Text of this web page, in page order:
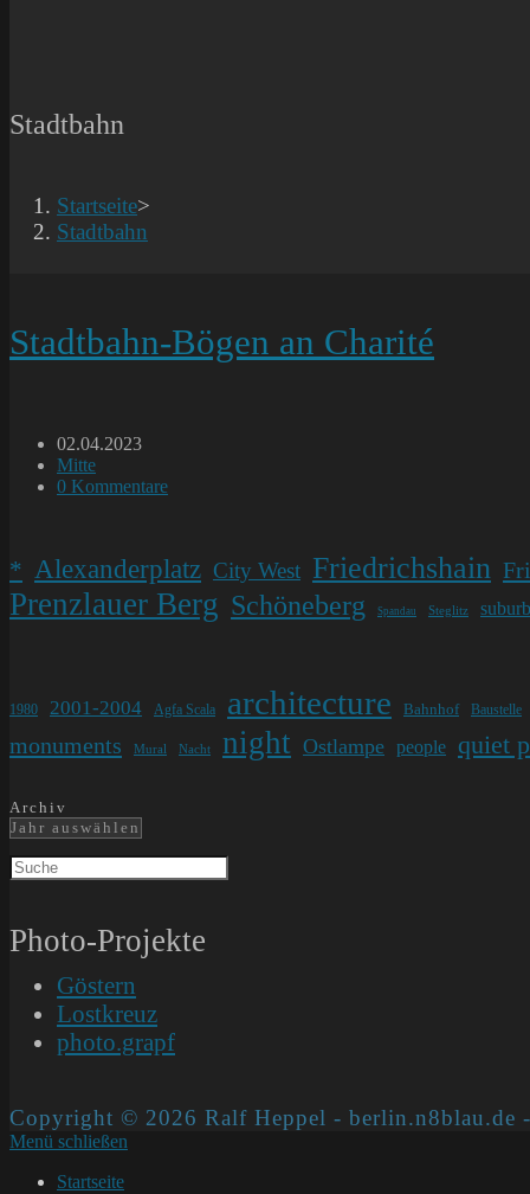
Stadtbahn
Startseite>
Stadtbahn
Stadtbahn-Bögen an Charité
Beitrag
veröffentlicht:
02.04.2023
Beitrags-
Kategorie:
Mitte
Beitrags-
0 Kommentare
* Alexanderplatz City West Friedrichshain
Prenzlauer Berg Schöneberg Spandau Steglitz suburb
1980 2001-2004 Agfa Scala architecture Bahnhof Baustelle
monuments Mural Nacht night Ostlampe people quiet
Archiv
Jahr auswählen
Photo-Projekte
Göstern
Lostkreuz
photo.grapf
Copyright © 2026 Ralf Heppel - berlin.n8blau.de
Menü schließen
Startseite